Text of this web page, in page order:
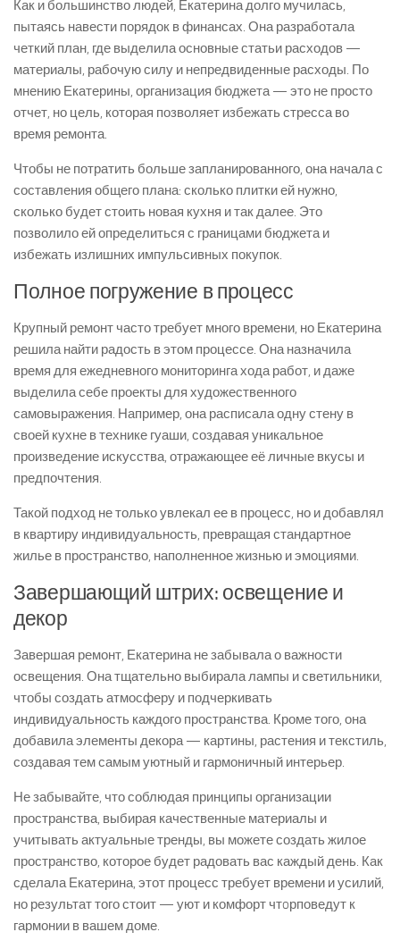
Как и большинство людей, Екатерина долго мучилась,
пытаясь навести порядок в финансах. Она разработала
четкий план, где выделила основные статьи расходов —
материалы, рабочую силу и непредвиденные расходы. По
мнению Екатерины, организация бюджета — это не просто
отчет, но цель, которая позволяет избежать стресса во
время ремонта.
Чтобы не потратить больше запланированного, она начала с
составления общего плана: сколько плитки ей нужно,
сколько будет стоить новая кухня и так далее. Это
позволило ей определиться с границами бюджета и
избежать излишних импульсивных покупок.
Полное погружение в процесс
Крупный ремонт часто требует много времени, но Екатерина
решила найти радость в этом процессе. Она назначила
время для ежедневного мониторинга хода работ, и даже
выделила себе проекты для художественного
самовыражения. Например, она расписала одну стену в
своей кухне в технике гуаши, создавая уникальное
произведение искусства, отражающее её личные вкусы и
предпочтения.
Такой подход не только увлекал ее в процесс, но и добавлял
в квартиру индивидуальность, превращая стандартное
жилье в пространство, наполненное жизнью и эмоциями.
Завершающий штрих: освещение и
декор
Завершая ремонт, Екатерина не забывала о важности
освещения. Она тщательно выбирала лампы и светильники,
чтобы создать атмосферу и подчеркивать
индивидуальность каждого пространства. Кроме того, она
добавила элементы декора — картины, растения и текстиль,
создавая тем самым уютный и гармоничный интерьер.
Не забывайте, что соблюдая принципы организации
пространства, выбирая качественные материалы и
учитывать актуальные тренды, вы можете создать жилое
пространство, которое будет радовать вас каждый день. Как
сделала Екатерина, этот процесс требует времени и усилий,
но результат того стоит — уют и комфорт чтoрповедут к
гармонии в вашем доме.